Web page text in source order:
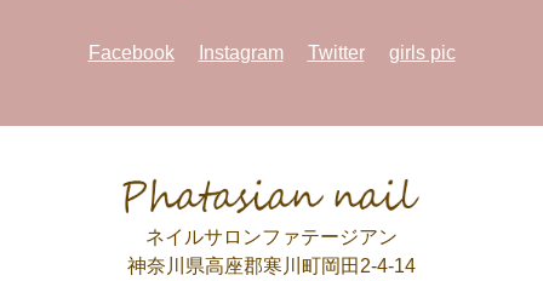
Facebook Instagram Twitter girls pic
Phatasian nail
ネイルサロンファテージアン
神奈川県高座郡寒川町岡田2-4-14